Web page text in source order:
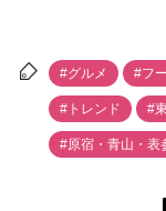
#グルメ #フ
#トレンド #
#原宿・青山・表